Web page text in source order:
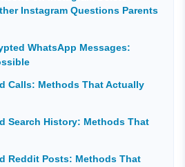
Instagram Questions Parents
WhatsApp Messages:
Calls: Methods That Actually
Search History: Methods That
Reddit Posts: Methods That